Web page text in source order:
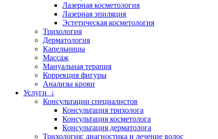
Лазерная косметология
Лазерная эпиляция
Эстетическая косметология
Трихология
Дерматология
Капельницы
Массаж
Мануальная терапия
Коррекция фигуры
Анализы крови
Услуги ↓
Консультации специалистов
Консультация трихолога
Консультация косметолога
Консультация дерматолога
Трихология: диагностика и лечение волос